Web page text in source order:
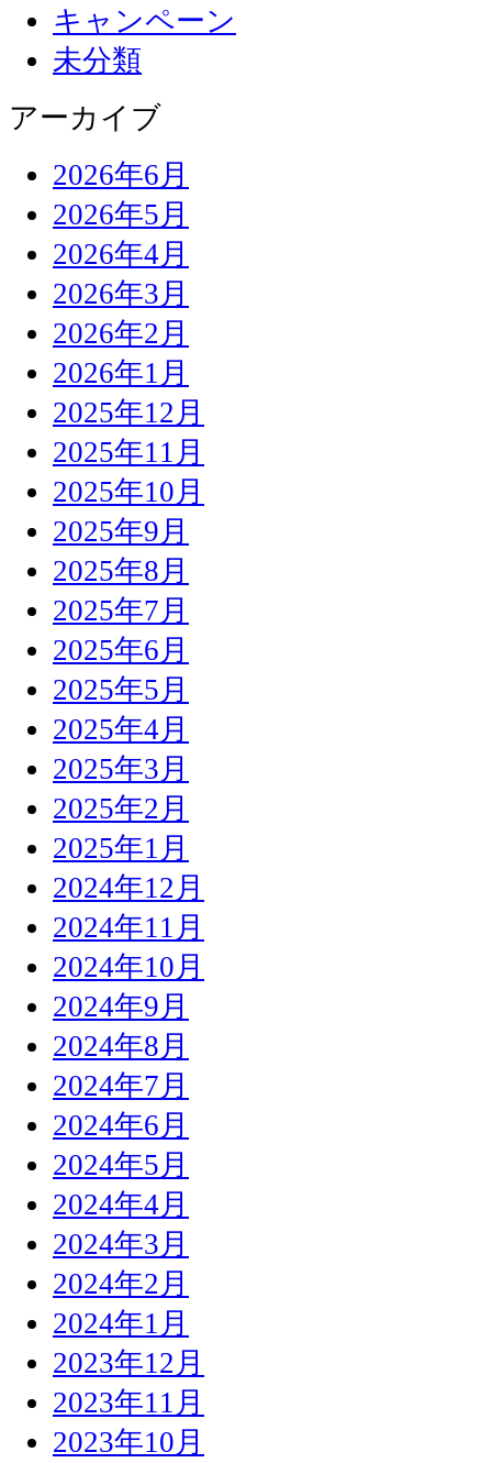
キャンペーン
未分類
アーカイブ
2026年6月
2026年5月
2026年4月
2026年3月
2026年2月
2026年1月
2025年12月
2025年11月
2025年10月
2025年9月
2025年8月
2025年7月
2025年6月
2025年5月
2025年4月
2025年3月
2025年2月
2025年1月
2024年12月
2024年11月
2024年10月
2024年9月
2024年8月
2024年7月
2024年6月
2024年5月
2024年4月
2024年3月
2024年2月
2024年1月
2023年12月
2023年11月
2023年10月